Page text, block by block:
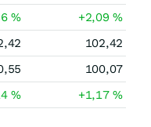
% +2,09%
102,42
100,07
% +1,17%